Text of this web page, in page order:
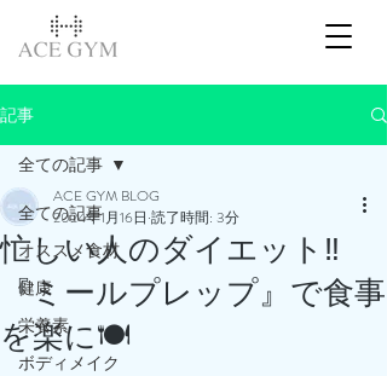
記事
全ての記事
オススメ食材
健康
栄養素
ボディメイク
全ての記事
忙しい人のダイエット‼️
『ミールプレップ』で食事
を楽に🍽
ACE GYM BLOG
2024年1月16日 読了時間: 3分